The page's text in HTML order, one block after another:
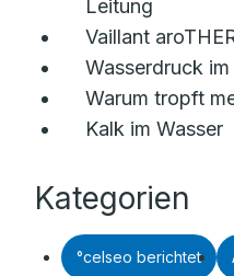
Leitung
Vaillant
Wasserdruck
Warum tropft
Kalk im Wasser
Kategorien
°celseo berichtet